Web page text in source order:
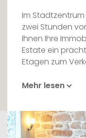
Im Stadtzentrum
zwei Stunden
Ihnen Ihre
Estate ein
Etagen zum
Mit einer Fläche
nach
Lebenskunst
Mehr lesen